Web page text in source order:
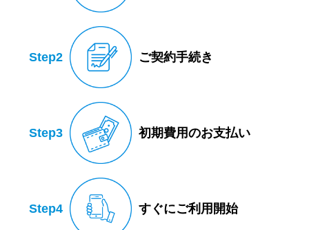
Step2 ご契約手続き
Step3 初期費用のお支払い
Step4 すぐにご利用開始